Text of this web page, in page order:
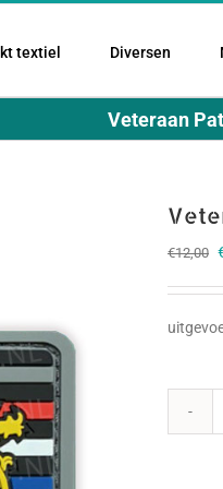
textiel Diversen
Veteraan
€12,00